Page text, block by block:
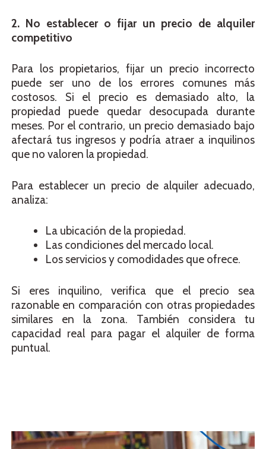
2. No establecer o fijar un precio de alquiler
competitivo
Para los propietarios, fijar un precio incorrecto
puede ser uno de los errores comunes más
costosos. Si el precio es demasiado alto, la
propiedad puede quedar desocupada durante
meses. Por el contrario, un precio demasiado bajo
afectará tus ingresos y podría atraer a inquilinos
que no valoren la propiedad.
Para establecer un precio de alquiler adecuado,
analiza:
La ubicación de la propiedad.
Las condiciones del mercado local.
Los servicios y comodidades que ofrece.
Si eres inquilino, verifica que el precio sea
razonable en comparación con otras propiedades
similares en la zona. También considera tu
capacidad real para pagar el alquiler de forma
puntual.